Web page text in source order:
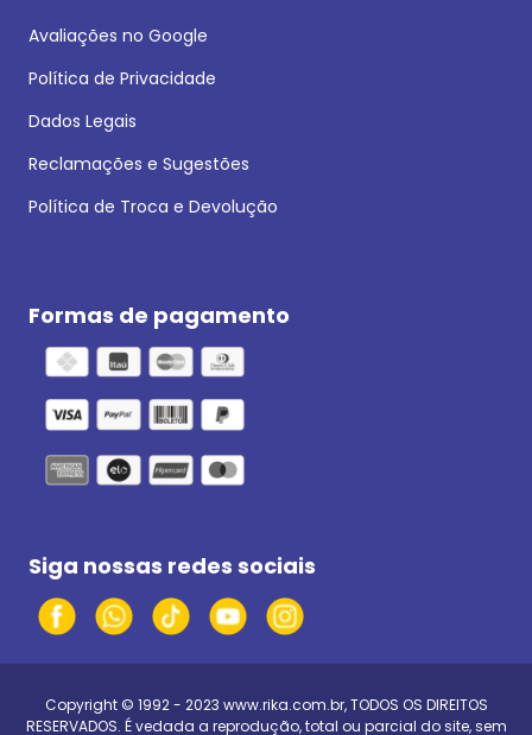
Avaliações no Google
Política de Privacidade
Dados Legais
Reclamações e Sugestões
Política de Troca e Devolução
Formas de pagamento
Siga nossas redes sociais
Copyright © 1992 - 2023 www.rika.com.br, TODOS OS DIREITOS
RESERVADOS. É vedada a reprodução, total ou parcial do site, sem